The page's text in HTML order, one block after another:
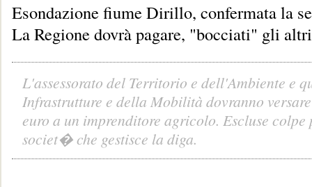
Esondazione fiume Dirillo, confermata la
La Regione dovrà pagare, "bocciati" gli
L'assessorato del Territorio e dell'Ambiente e
Infrastrutture e della Mobilità dovranno
euro a un imprenditore agricolo. Escluse colpe
societ� che gestisce la diga.